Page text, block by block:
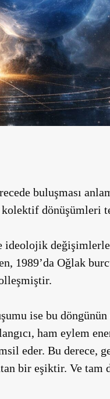
buluşması
dönüşümleri
ideolojik
1989’da Oğlak
ise bu
ham eylem
eder. Bu derece,
bir eşiktir. Ve